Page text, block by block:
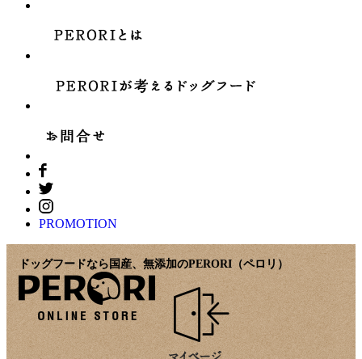
PROMOTION
ドッグフードなら国産、無添加のPERORI（ペロリ）